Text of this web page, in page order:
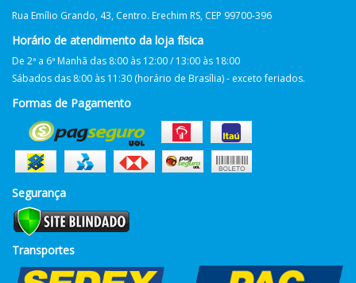
Rua Emílio Grando, 43, Centro. Erechim RS, CEP 99700-396
Horário de atendimento da loja física
De 2ª a 6ª Manhã das 8:00 às 12:00 / 13:00 às 18:00
Sábados das 8:00 às 11:30 (horário de Brasília) - exceto feriados.
Formas de Pagamento
Segurança
Transportes